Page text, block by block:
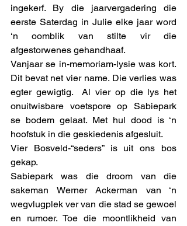
ingekerf. By die jaarvergadering die
eerste Saterdag in Julie elke jaar word
‘n oomblik van stilte vir die
afgestorwenes gehandhaaf.
Vanjaar se in-memoriam-lysie was kort.
Dit bevat net vier name. Die verlies was
egter gewigtig.  Al vier op die lys het
onuitwisbare voetspore op Sabiepark
se bodem gelaat. Met hul dood is ‘n
hoofstuk in die geskiedenis afgesluit.
Vier Bosveld-“seders” is uit ons bos
gekap.
Sabiepark was die droom van die
sakeman Werner Ackerman van ‘n
wegvlugplek ver van die stad se gewoel
en rumoer. Toe die moontlikheid van